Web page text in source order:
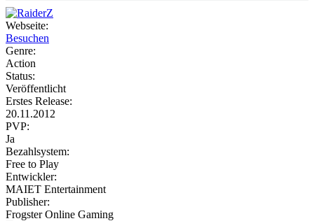
Webseite:
Besuchen
Genre:
Action
Status:
Veröffentlicht
Erstes Release:
20.11.2012
PVP:
Ja
Bezahlsystem:
Free to Play
Entwickler:
MAIET Entertainment
Publisher:
Frogster Online Gaming